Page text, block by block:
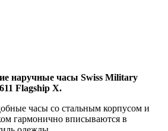
наручные часы Swiss Military
Flagship X.
часы со стальным корпусом и
гармонично вписываются в